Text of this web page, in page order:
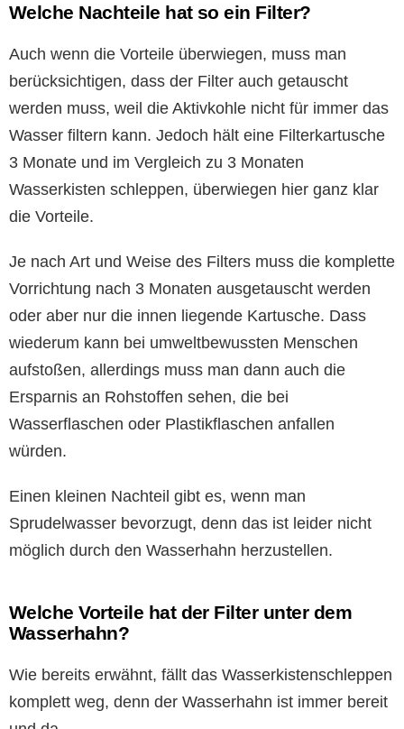
Welche Nachteile hat so ein Filter?
Auch wenn die Vorteile überwiegen, muss man
berücksichtigen, dass der Filter auch getauscht
werden muss, weil die Aktivkohle nicht für immer das
Wasser filtern kann. Jedoch hält eine Filterkartusche
3 Monate und im Vergleich zu 3 Monaten
Wasserkisten schleppen, überwiegen hier ganz klar
die Vorteile.
Je nach Art und Weise des Filters muss die komplette
Vorrichtung nach 3 Monaten ausgetauscht werden
oder aber nur die innen liegende Kartusche. Dass
wiederum kann bei umweltbewussten Menschen
aufstoßen, allerdings muss man dann auch die
Ersparnis an Rohstoffen sehen, die bei
Wasserflaschen oder Plastikflaschen anfallen
würden.
Einen kleinen Nachteil gibt es, wenn man
Sprudelwasser bevorzugt, denn das ist leider nicht
möglich durch den Wasserhahn herzustellen.
Welche Vorteile hat der Filter unter dem
Wasserhahn?
Wie bereits erwähnt, fällt das Wasserkistenschleppen
komplett weg, denn der Wasserhahn ist immer bereit